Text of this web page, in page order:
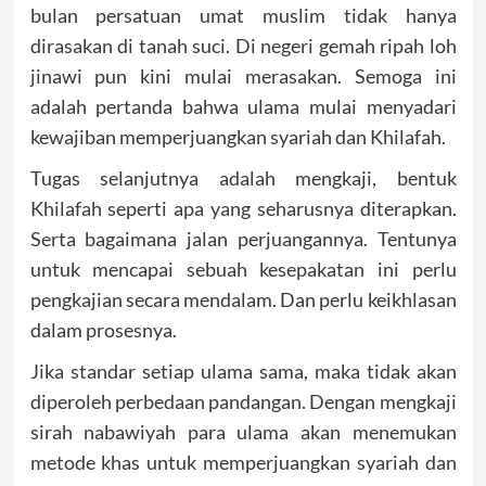
bulan persatuan umat muslim tidak hanya
dirasakan di tanah suci. Di negeri gemah ripah loh
jinawi pun kini mulai merasakan. Semoga ini
adalah pertanda bahwa ulama mulai menyadari
kewajiban memperjuangkan syariah dan Khilafah.
Tugas selanjutnya adalah mengkaji, bentuk
Khilafah seperti apa yang seharusnya diterapkan.
Serta bagaimana jalan perjuangannya. Tentunya
untuk mencapai sebuah kesepakatan ini perlu
pengkajian secara mendalam. Dan perlu keikhlasan
dalam prosesnya.
Jika standar setiap ulama sama, maka tidak akan
diperoleh perbedaan pandangan. Dengan mengkaji
sirah nabawiyah para ulama akan menemukan
metode khas untuk memperjuangkan syariah dan